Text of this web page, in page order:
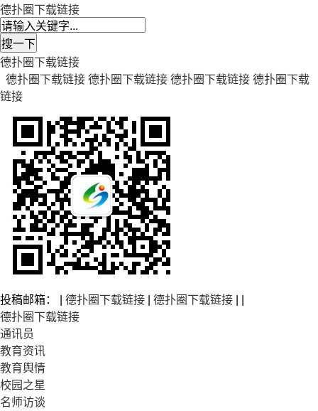
德扑圈下载链接
德扑圈下载链接
德扑圈下载链接 德扑圈下载链接 德扑圈下载链接 德扑圈下载
链接
投稿邮箱： | 德扑圈下载链接 德扑圈下载链接
德扑圈下载链接
通讯员
教育资讯
教育舆情
校园之星
名师访谈